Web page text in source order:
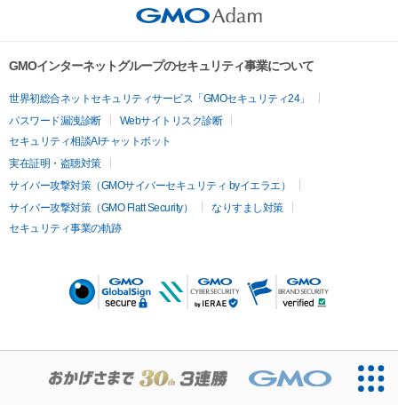
GMOインターネットグループのセキュリティ事業について
世界初総合ネットセキュリティサービス「GMOセキュリティ24」
パスワード漏洩診断
Webサイトリスク診断
セキュリティ相談AIチャットボット
実在証明・盗聴対策
サイバー攻撃対策（GMOサイバーセキュリティ byイエラエ）
サイバー攻撃対策（GMO Flatt Security）
なりすまし対策
セキュリティ事業の軌跡